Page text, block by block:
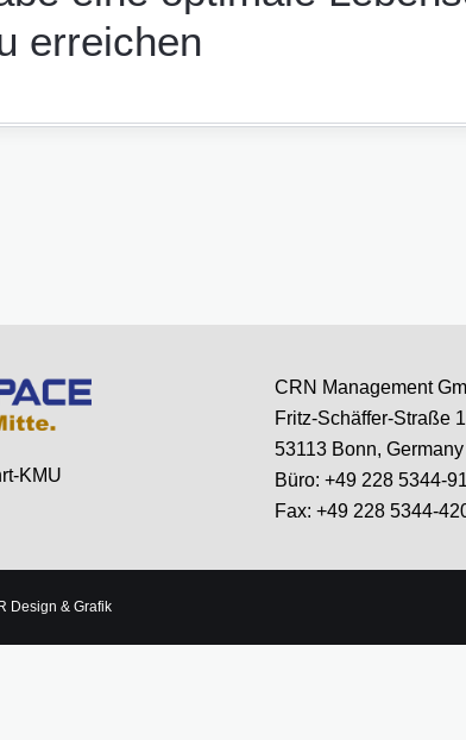
erreichen
KMU
CRN Management
Fritz-Schäffer-Straße 1
53113 Bonn, Germany
Büro: +49 228 5344-
Fax: +49 228 5344-
Design & Grafik